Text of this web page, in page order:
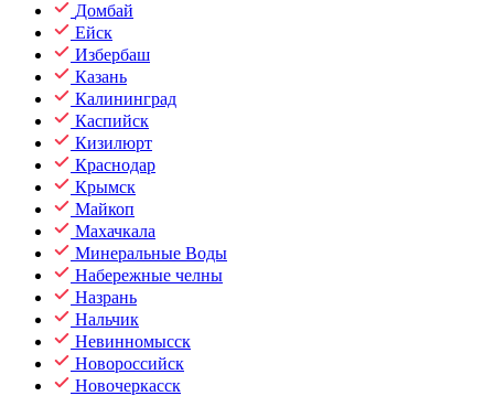
Домбай
Ейск
Избербаш
Казань
Калининград
Каспийск
Кизилюрт
Краснодар
Крымск
Майкоп
Махачкала
Минеральные Воды
Набережные челны
Назрань
Нальчик
Невинномысск
Новороссийск
Новочеркасск